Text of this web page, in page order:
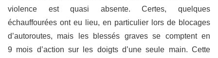
violence est quasi absente. Certes, quelques
échauffourées ont eu lieu, en particulier lors de blocages
d’autoroutes, mais les blessés graves se comptent en
9 mois d’action sur les doigts d’une seule main. Cette